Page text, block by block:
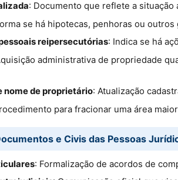
: Documento que reflete a
se há hipotecas, penhoras ou
reipersecutórias: Indica se há
administrativa de propriedade
nome de proprietário: Atualização
para fracionar uma área
e Civis das Pessoas
: Formalização de acordos de